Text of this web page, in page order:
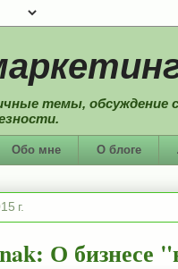
темы,
Обо мне О блоге
г.
О бизнесе